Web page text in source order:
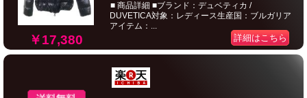
￥17,380
■ 商品詳細 ■ブランド：デュベティカ /
DUVETICA対象：レディース生産国：ブルガリア
アイテム：...
詳細はこちら